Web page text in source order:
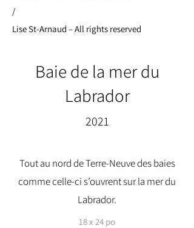
/
Lise St-Arnaud – All rights reserved
Baie de la mer du
Labrador
2021
Tout au nord de Terre-Neuve des baies
comme celle-ci s’ouvrent sur la mer du
Labrador.
18 x 24 po